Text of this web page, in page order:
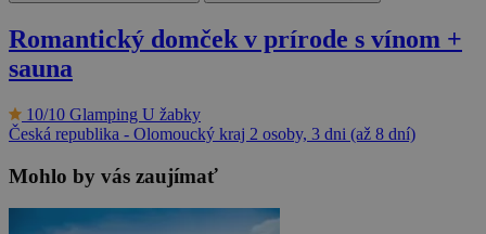
Romantický domček v prírode s vínom +
sauna
10/10 Glamping U žabky
Česká republika - Olomoucký kraj 2 osoby, 3 dni (až 8 dní)
Mohlo by vás zaujímať